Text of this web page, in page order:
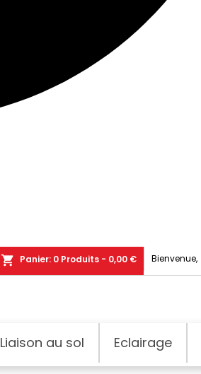
Bienvenue,
shopping_cart Panier: 0 Produits - 0,00 €
Liaison au sol Eclairage